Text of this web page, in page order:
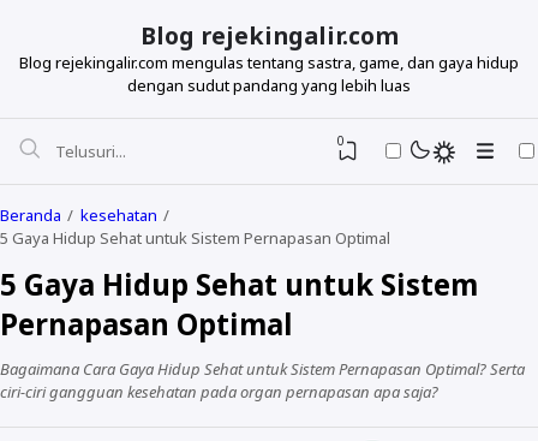
Blog rejekingalir.com
Blog rejekingalir.com mengulas tentang sastra, game, dan gaya hidup
dengan sudut pandang yang lebih luas
0
Beranda
kesehatan
5 Gaya Hidup Sehat untuk Sistem Pernapasan Optimal
5 Gaya Hidup Sehat untuk Sistem
Pernapasan Optimal
Bagaimana Cara Gaya Hidup Sehat untuk Sistem Pernapasan Optimal? Serta
ciri-ciri gangguan kesehatan pada organ pernapasan apa saja?